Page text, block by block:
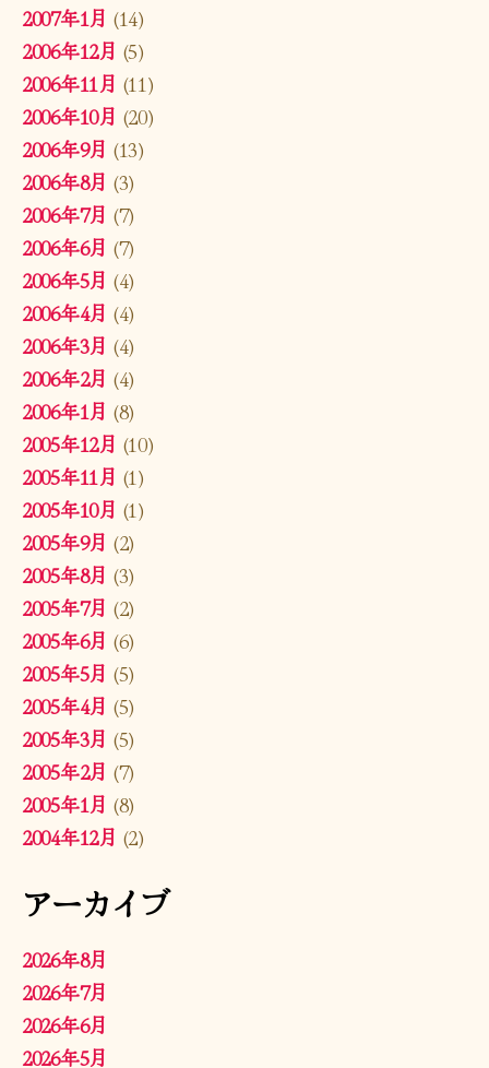
2007年1月 (14)
2006年12月 (5)
2006年11月 (11)
2006年10月 (20)
2006年9月 (13)
2006年8月 (3)
2006年7月 (7)
2006年6月 (7)
2006年5月 (4)
2006年4月 (4)
2006年3月 (4)
2006年2月 (4)
2006年1月 (8)
2005年12月 (10)
2005年11月 (1)
2005年10月 (1)
2005年9月 (2)
2005年8月 (3)
2005年7月 (2)
2005年6月 (6)
2005年5月 (5)
2005年4月 (5)
2005年3月 (5)
2005年2月 (7)
2005年1月 (8)
2004年12月 (2)
アーカイブ
2026年8月
2026年7月
2026年6月
2026年5月